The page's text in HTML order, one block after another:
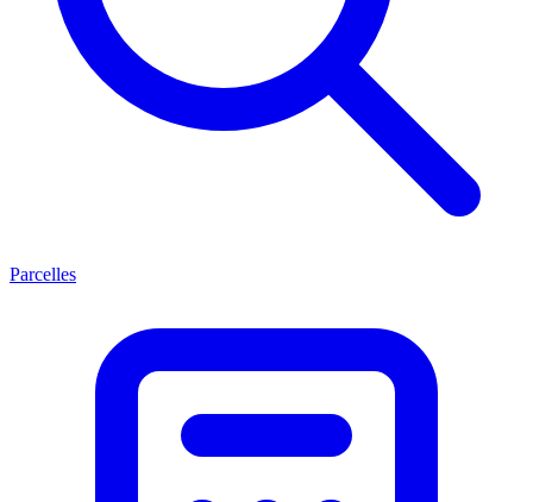
Parcelles